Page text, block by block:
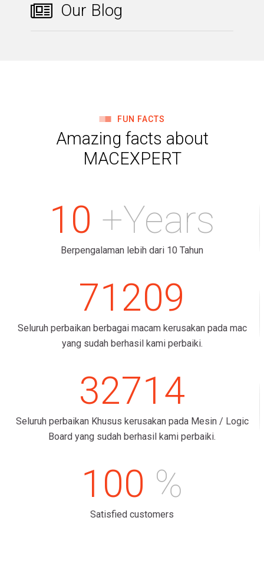
Our Blog
FUN FACTS
Amazing facts about
MACEXPERT
10 +Years
Berpengalaman lebih dari 10 Tahun
71209
Seluruh perbaikan berbagai macam kerusakan pada mac
yang sudah berhasil kami perbaiki.
32714
Seluruh perbaikan Khusus kerusakan pada Mesin / Logic
Board yang sudah berhasil kami perbaiki.
100 %
Satisfied customers